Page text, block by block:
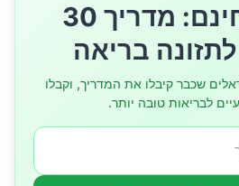
לשריפת שומן
יעילות התה הירוק
🎁 קבלו חינם: מדריך 30
בריאה
ל-46,000 ישראלים שכבר קיבלו את המדריך, וקבלו
לבריאות טובה יותר.